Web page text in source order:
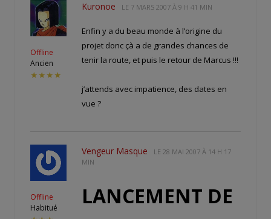
Offline
Ancien
★★★★
Kuronoe LE 7 MARS 2007 À 9 H 41 MIN
Enfin y a du beau monde à l’origine du
projet donc çà a de grandes chances de
tenir la route, et puis le retour de Marcus !!!
j’attends avec impatience, des dates en
vue ?
Offline
Habitué
Vengeur Masque LE 28 MAI 2007 À 14 H 17
MIN
LANCEMENT DE